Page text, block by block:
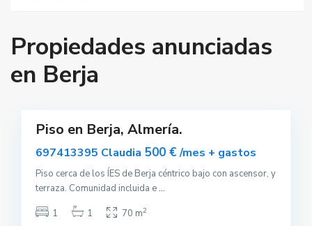
Propiedades anunciadas
en Berja
B
Piso en Berja, Almería.
697413395 Claudia 500 €/mes + gastos
Piso cerca de los ÍES de Berja céntrico bajo con ascensor, y
terraza. Comunidad incluida e...
1
1 70 m2